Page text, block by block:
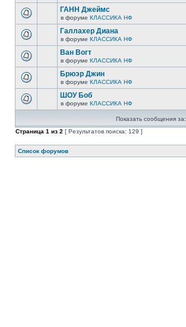
ГАНН Джеймс
в форуме КЛАССИКА НФ
Галлахер Диана
в форуме КЛАССИКА НФ
Ван Вогт
в форуме КЛАССИКА НФ
Брюэр Джин
в форуме КЛАССИКА НФ
ШОУ Боб
в форуме КЛАССИКА НФ
Показать сообщения за:
Страница 1 из 2 [ Результатов поиска: 129 ]
Список форумов